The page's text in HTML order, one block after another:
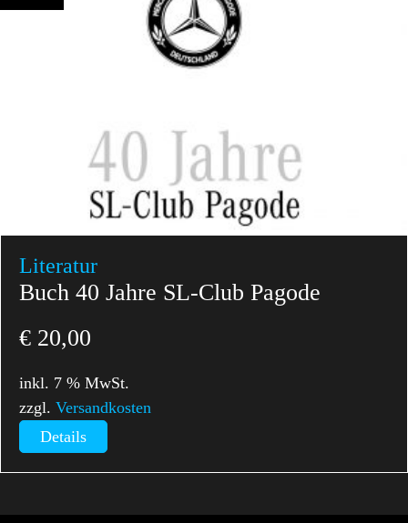
Literatur
Buch 40 Jahre SL-Club Pagode
€ 20,00
inkl. 7 % MwSt.
zzgl.Versandkosten
Details